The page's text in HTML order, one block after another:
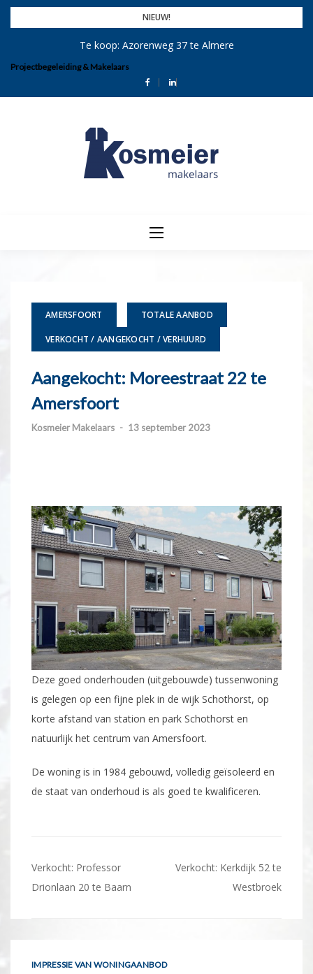
Skip
NIEUW!
Te koop: Azorenweg 37 te Almere
Projectbegeleiding & Makelaars
AMERSFOORT TOTALE AANBOD
VERKOCHT / AANGEKOCHT / VERHUURD
Aangekocht: Moreestraat 22 te
Amersfoort
Kosmeier Makelaars - 13 september 2023
Deze goed onderhouden (uitgebouwde) tussenwoning
is gelegen op een fijne plek in de wijk Schothorst, op
korte afstand van station en park Schothorst en
natuurlijk het centrum van Amersfoort.
De woning is in 1984 gebouwd, volledig geïsoleerd en
de staat van onderhoud is als goed te kwalificeren.
Bericht
navigatie
Verkocht: Professor
Drionlaan 20 te Baarn
Verkocht: Kerkdijk 52 te
Westbroek
IMPRESSIE VAN WONINGAANBOD